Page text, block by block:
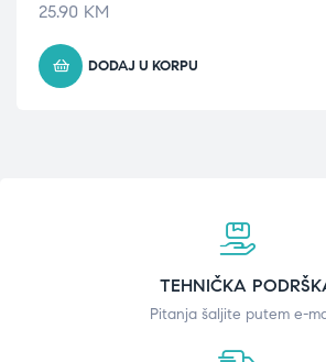
25.90 KM
DODAJ U KORPU
TEHNIČKA
Pitanja šaljite putem e-